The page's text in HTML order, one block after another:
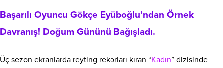
Başarılı Oyuncu Gökçe Eyüboğlu’ndan Örnek
Davranış! Doğum Gününü Bağışladı.
Üç sezon ekranlarda reyting rekorları kıran “Kadın” dizisinde